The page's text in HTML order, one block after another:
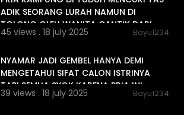
ADIK SEORANG LURAH NAMUN DI
TOLONG OLEH WANITA CANTIK DARI
KOTA
45 views . 18 july 2025 Bayu1234
NYAMAR JADI GEMBEL HANYA DEMI
MENGETAHUI SIFAT CALON ISTRINYA
TAPI SEMUA SYOK KARENA PRIA INI
ADALAH
39 views . 18 july 2025 Bayu1234